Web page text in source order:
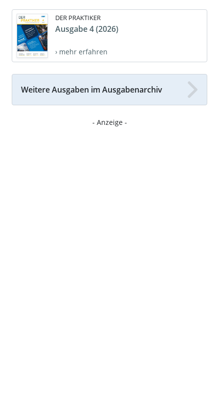
DER PRAKTIKER
Ausgabe 4 (2026)
› mehr erfahren
Weitere Ausgaben im Ausgabenarchiv
- Anzeige -